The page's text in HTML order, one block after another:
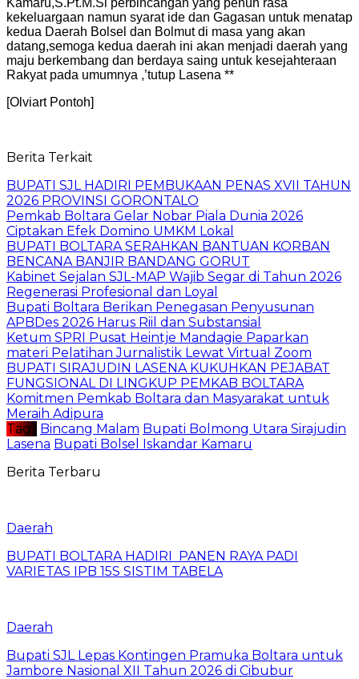
kekeluargaan namun syarat ide dan Gagasan untuk menatap
kedua Daerah Bolsel dan Bolmut di masa yang akan
datang,semoga kedua daerah ini akan menjadi daerah yang
maju berkembang dan berdaya saing untuk kesejahteraan
Rakyat pada umumnya ,’tutup Lasena **
[Olviart Pontoh]
Berita Terkait
BUPATI SJL HADIRI PEMBUKAAN PENAS XVII TAHUN
2026 PROVINSI GORONTALO
‎Pemkab Boltara Gelar Nobar Piala Dunia 2026
Ciptakan Efek Domino UMKM Lokal
BUPATI BOLTARA SERAHKAN BANTUAN KORBAN
BENCANA BANJIR BANDANG GORUT
Kabinet Sejalan SJL-MAP Wajib Segar di Tahun 2026
Regenerasi Profesional dan Loyal
Bupati Boltara Berikan Penegasan Penyusunan
APBDes 2026 Harus Riil dan Substansial
‎Ketum SPRI Pusat Heintje Mandagie Paparkan
materi Pelatihan Jurnalistik Lewat Virtual Zoom
BUPATI SIRAJUDIN LASENA KUKUHKAN PEJABAT
FUNGSIONAL DI LINGKUP PEMKAB BOLTARA
Komitmen Pemkab Boltara dan Masyarakat untuk
Meraih Adipura
Tag :
Bincang Malam Bupati Bolmong Utara Sirajudin
Lasena Bupati Bolsel Iskandar Kamaru
Berita Terbaru
Daerah
BUPATI BOLTARA HADIRI PANEN RAYA PADI
VARIETAS IPB 15S SISTIM TABELA
Daerah
Bupati SJL Lepas Kontingen Pramuka Boltara untuk
Jambore Nasional XII Tahun 2026 di Cibubur